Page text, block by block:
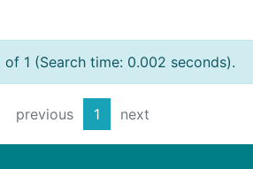
of 1 (Search time: 0.002 seconds).
previous 1 next